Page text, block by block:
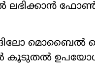
ലഭിക്കാന്‍ ഫോണ്‍
മൊബൈല്‍
കൂടുതല്‍